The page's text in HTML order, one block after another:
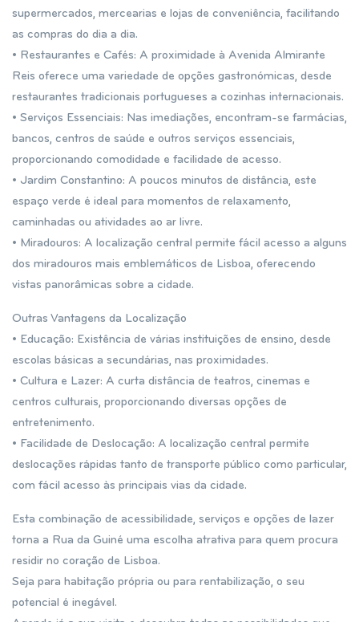
supermercados, mercearias e lojas de conveniência, facilitando
as compras do dia a dia.
• Restaurantes e Cafés: A proximidade à Avenida Almirante
Reis oferece uma variedade de opções gastronómicas, desde
restaurantes tradicionais portugueses a cozinhas internacionais.
• Serviços Essenciais: Nas imediações, encontram-se farmácias,
bancos, centros de saúde e outros serviços essenciais,
proporcionando comodidade e facilidade de acesso.
• Jardim Constantino: A poucos minutos de distância, este
espaço verde é ideal para momentos de relaxamento,
caminhadas ou atividades ao ar livre.
• Miradouros: A localização central permite fácil acesso a alguns
dos miradouros mais emblemáticos de Lisboa, oferecendo
vistas panorâmicas sobre a cidade.
Outras Vantagens da Localização
• Educação: Existência de várias instituições de ensino, desde
escolas básicas a secundárias, nas proximidades.
• Cultura e Lazer: A curta distância de teatros, cinemas e
centros culturais, proporcionando diversas opções de
entretenimento.
• Facilidade de Deslocação: A localização central permite
deslocações rápidas tanto de transporte público como particular,
com fácil acesso às principais vias da cidade.
Esta combinação de acessibilidade, serviços e opções de lazer
torna a Rua da Guiné uma escolha atrativa para quem procura
residir no coração de Lisboa.
Seja para habitação própria ou para rentabilização, o seu
potencial é inegável.